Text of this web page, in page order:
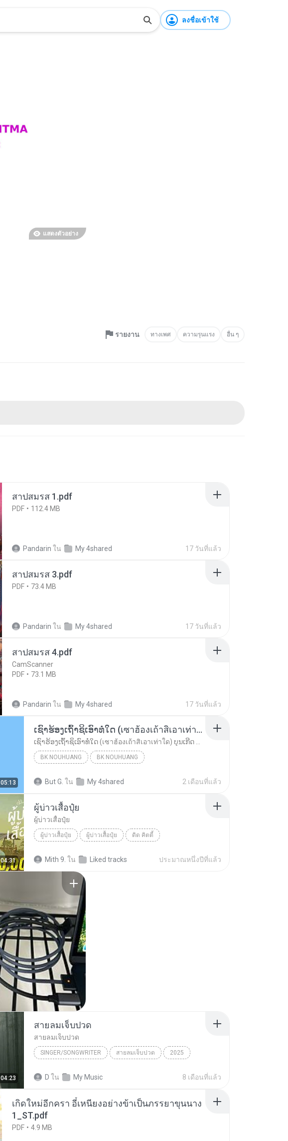
ลงชื่อเข้าใช้
แสดงตัวอย่าง
รายงาน ทางเพศ ความรุนแรง อื่น ๆ
สาปสมรส 1.pdf
PDF 112.4 MB
Pandarin ใน My 4shared 17 วันที่แล้ว
สาปสมรส 3.pdf
PDF 73.4 MB
Pandarin ใน My 4shared 17 วันที่แล้ว
สาปสมรส 4.pdf
CamScanner
PDF
73.1 MB
Pandarin ใน My 4shared 17 วันที่แล้ว
05:13
ເຊົາຮ້ອງເຖົ້າຊິເອົາທໍ່ໃດ (เซาฮ้องเถ้าสิเอาเท่าใด) ບຸນເກີດ ຫນູຫ່ວງ ft. ໂສພາ ຈຸນທະລາ
BK NOUHUANG BK NOUHUANG
But G. ใน My 4shared 2 เดือนที่แล้ว
04:31
ผู้บ่าวเสื้อปุ๋ย
ผู้บ่าวเสื้อปุ๋ย
ผู้บ่าวเสื้อปุ๋ย ผู้บ่าวเสื้อปุ๋ย ดิด คิตตี้
Mith 9. ใน Liked tracks ประมาณหนึ่งปีที่แล้ว
04:23
สายลมเจ็บปวด
สายลมเจ็บปวด
SINGER/SONGWRITER สายลมเจ็บปวด 2025
D ใน My Music 8 เดือนที่แล้ว
เกิดใหม่อีกครา อี๋เหนียงอย่างข้าเป็นภรรยาขุนนาง
1_ST.pdf
PDF 4.9 MB